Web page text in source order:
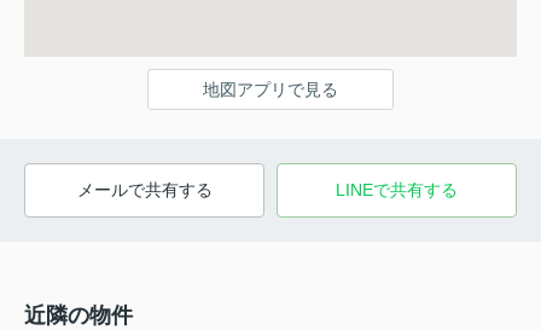
地図アプリで見る
メールで共有する LINEで共有する
近隣の物件